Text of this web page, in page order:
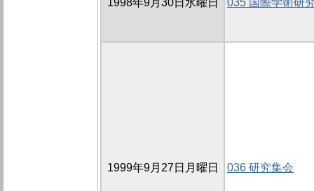
1998年9月30日水曜日 035 国際学術研
1999年9月27日月曜日 036 研究集会